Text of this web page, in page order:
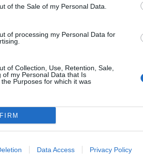
of the Sale of my Personal Data.
of processing my Personal Data for
of Collection, Use, Retention, Sale,
of my Personal Data that Is
Purposes for which it was
Data Access Privacy Policy